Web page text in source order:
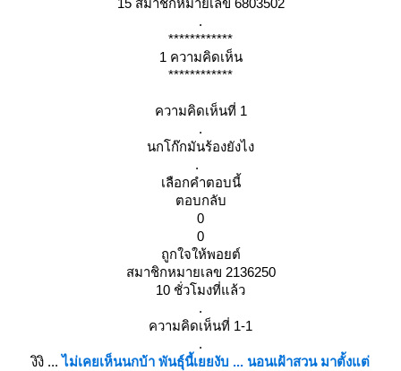
15 สมาชิกหมายเลข 6803502
.
************
1 ความคิดเห็น
************
ความคิดเห็นที่ 1
.
นกโก๊กมันร้องยังไง
.
เลือกคำตอบนี้
ตอบกลับ
0
0
ถูกใจให้พอยต์
สมาชิกหมายเลข 2136250
10 ชั่วโมงที่แล้ว
.
ความคิดเห็นที่ 1-1
.
งิงิ ...ไม่เคยเห็นนกบ้า พันธุ์นี้เยยงับ ... นอนเฝ้าสวน มาตั้งแต่